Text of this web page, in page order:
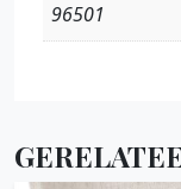
96501